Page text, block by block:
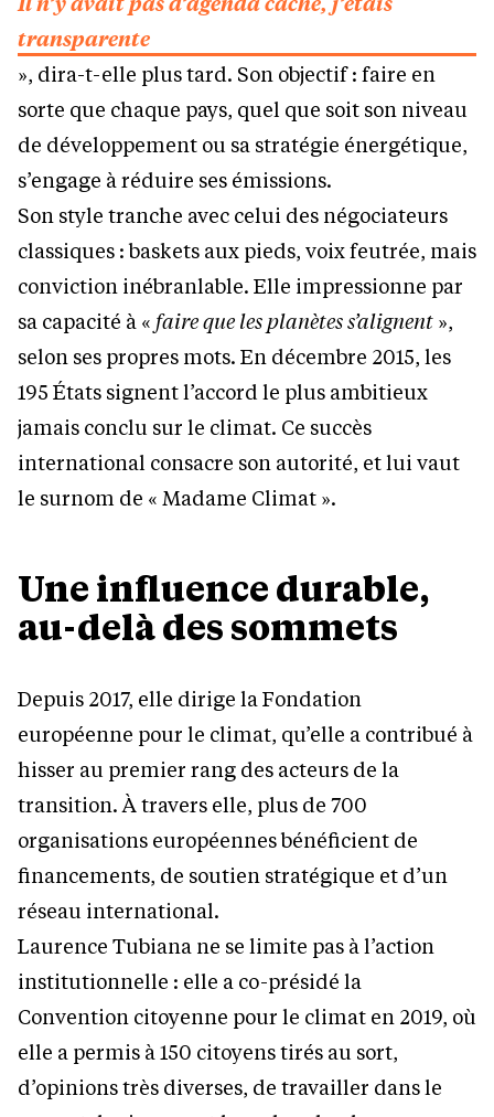
transparente
», dira-t-elle plus tard. Son objectif : faire en
sorte que chaque pays, quel que soit son niveau
de développement ou sa stratégie énergétique,
s’engage à réduire ses émissions.
Son style tranche avec celui des négociateurs
classiques : baskets aux pieds, voix feutrée, mais
conviction inébranlable. Elle impressionne par
sa capacité à « faire que les planètes s’alignent »,
selon ses propres mots. En décembre 2015, les
195 États signent l’accord le plus ambitieux
jamais conclu sur le climat. Ce succès
international consacre son autorité, et lui vaut
le surnom de « Madame Climat ».
Une influence durable,
au-delà des sommets
Depuis 2017, elle dirige la Fondation
européenne pour le climat, qu’elle a contribué à
hisser au premier rang des acteurs de la
transition. À travers elle, plus de 700
organisations européennes bénéficient de
financements, de soutien stratégique et d’un
réseau international.
Laurence Tubiana ne se limite pas à l’action
institutionnelle : elle a co-présidé la
Convention citoyenne pour le climat en 2019, où
elle a permis à 150 citoyens tirés au sort,
d’opinions très diverses, de travailler dans le